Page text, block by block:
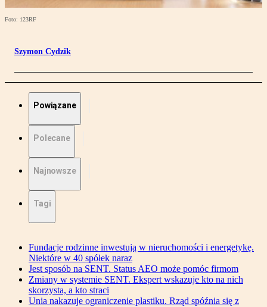
Foto: 123RF
Szymon Cydzik
Powiązane
Polecane
Najnowsze
Tagi
Fundacje rodzinne inwestują w nieruchomości i energetykę.
Niektóre w 40 spółek naraz
Jest sposób na SENT. Status AEO może pomóc firmom
Zmiany w systemie SENT. Ekspert wskazuje kto na nich
skorzysta, a kto straci
Unia nakazuje ograniczenie plastiku. Rząd spóźnia się z